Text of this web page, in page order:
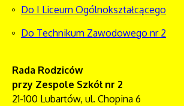
Do I Liceum Ogólnokształcącego
Do Technikum Zawodowego nr 2
Rada Rodziców
przy Zespole Szkół nr 2
21-100 Lubartów, ul. Chopina 6